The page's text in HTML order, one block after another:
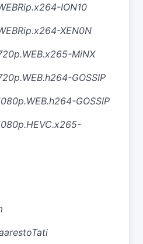
ION10
XEN0N
MiNX
GOSSIP
GOSSIP